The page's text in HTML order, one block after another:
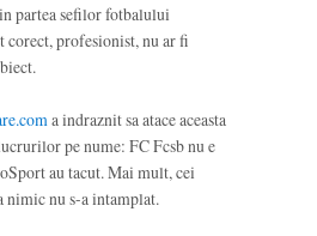
partea sefilor fotbalului
corect, profesionist, nu ar fi
a indraznit sa atace aceasta
pe nume: FC Fcsb nu e
au tacut. Mai mult, cei
nimic nu s-a intamplat.